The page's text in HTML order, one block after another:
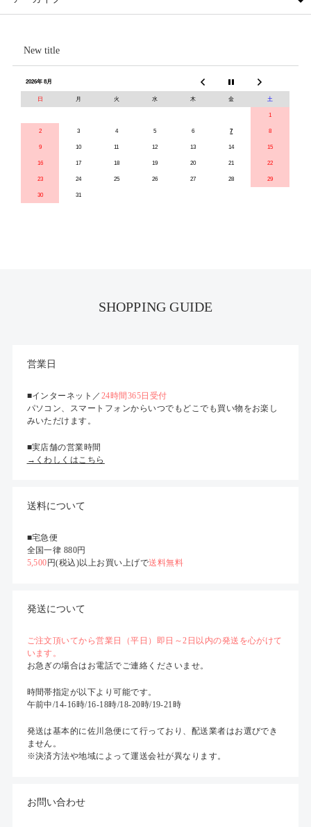
New title
2026年 8月
日 月 火 水 木 金 土
1
2 3 4 5 6 7 8
9 10 11 12 13 14 15
16 17 18 19 20 21 22
23 24 25 26 27 28 29
30 31
SHOPPING GUIDE
営業日
■インターネット／ 24時間365日受付
パソコン、スマートフォンからいつでもどこでも買い物をお楽し
みいただけます。
■実店舗の営業時間
→くわしくはこちら
送料について
■宅急便
全国一律 880円
5,500 円(税込)以上お買い上げで送料無料
発送について
ご注文頂いてから営業日（平日）即日～2日以内の発送を心がけて
います。
お急ぎの場合はお電話でご連絡くださいませ。
時間帯指定が以下より可能です。
午前中/14-16時/16-18時/18-20時/19-21時
発送は基本的に佐川急便にて行っており、配送業者はお選びでき
ません。
※決済方法や地域によって運送会社が異なります。
お問い合わせ